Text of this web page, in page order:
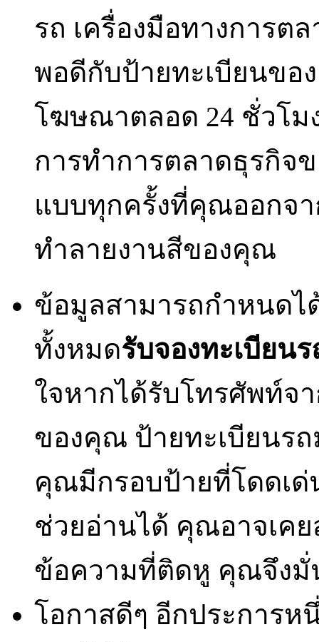
รถ เครื่องมือทางการต
พอดีกับป้ายทะเบียนขอ
โฆษณาตลอด 24 ชั่วโม
การทำการตลาดธุรกิ
แบบทุกครั้งที่คุณออกจา
ทำลายงานสีของคุณ
ข้อมูลสามารถกำหนดไ
ทั้งหมดรับจองทะเบียน
ใจหากได้รับโทรศัพท์จ
ของคุณ ป้ายทะเบียนร
คุณมีกรอบป้ายที่โดดเด่
ช่วยอ่านได้ คุณอาจเค
ข้อความที่ติดหู คุณจึงมั่
โอกาสดีๆ อีกประการห